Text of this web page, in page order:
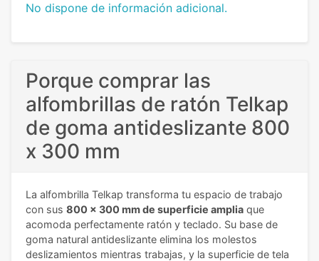
No dispone de información adicional.
Porque comprar las
alfombrillas de ratón Telkap
de goma antideslizante 800
x 300 mm
La alfombrilla Telkap transforma tu espacio de trabajo
con sus 800 x 300 mm de superficie amplia que
acomoda perfectamente ratón y teclado. Su base de
goma natural antideslizante elimina los molestos
deslizamientos mientras trabajas, y la superficie de tela